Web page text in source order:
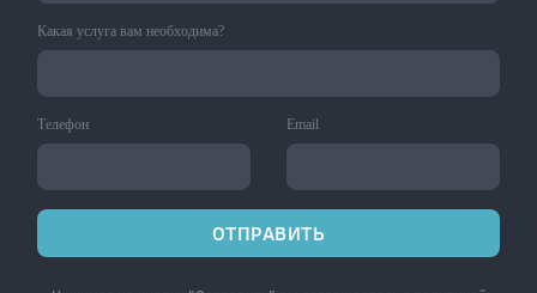
Какая услуга вам необходима?
Телефон Email
ОТПРАВИТЬ